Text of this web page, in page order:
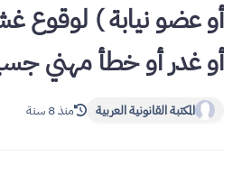
أو عضو نيابة ) لوقوع
أو غدر أو خطأ مهني
المكتبة القانونية العربية منذ 8 سنة